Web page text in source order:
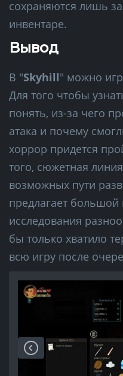
сохраняются лишь
инвентаре.
Вывод
В "Skyhill" можно
Для того чтобы
понять, из-за чего
атака и почему
хоррор придется
того, сюжетная
возможных пути
предлагает большой
исследования
бы только хватило
всю игру после